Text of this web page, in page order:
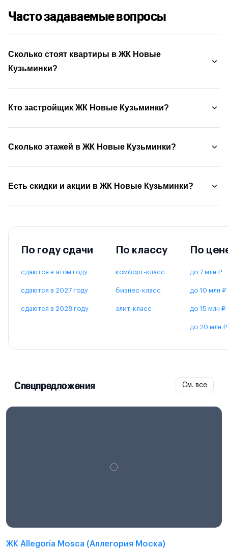
Часто задаваемые вопросы
Сколько стоят квартиры в ЖК Новые
Кузьминки?
Кто застройщик ЖК Новые Кузьминки?
Сколько этажей в ЖК Новые Кузьминки?
Есть скидки и акции в ЖК Новые Кузьминки?
По году сдачи
сдаются в этом году
сдаются в 2027 году
сдаются в 2028 году
По классу
комфорт-класс
бизнес-класс
элит-класс
По
до 7 млн ₽
до 10 млн ₽
до 15 млн ₽
до 20 млн ₽
Спецпредложения См. все
ЖК Allegoria Mosca (Аллегория Моска)